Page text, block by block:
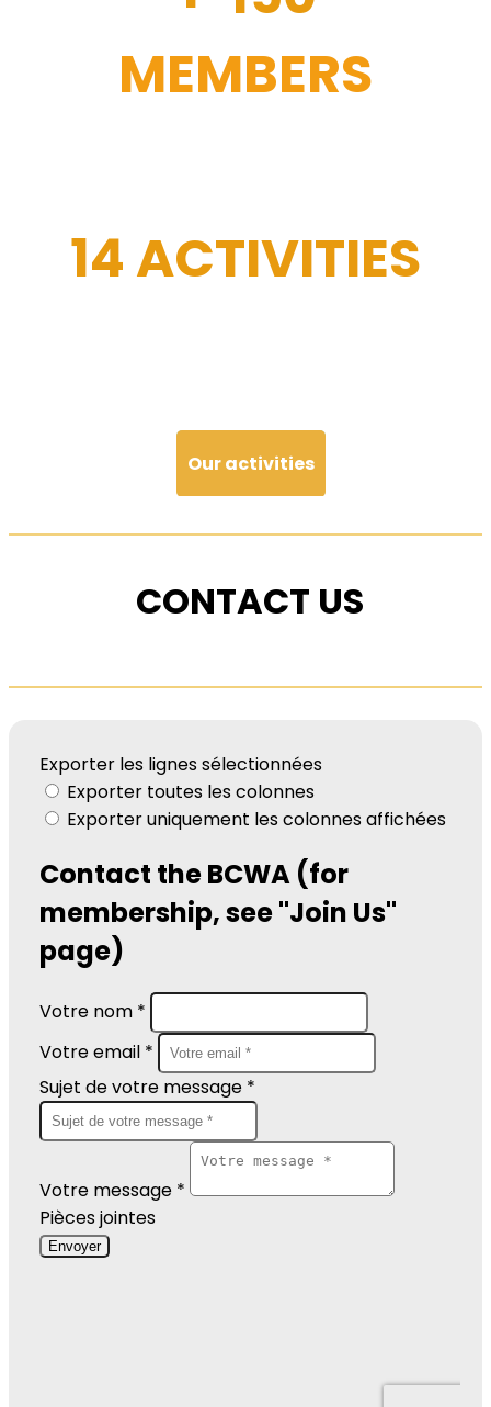
MEMBERS
14 ACTIVITIES
Our activities
CONTACT US